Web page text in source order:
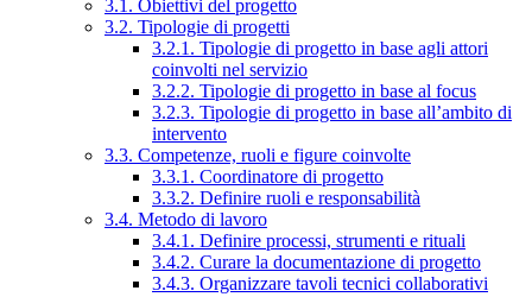
3.1. Obiettivi del progetto
3.2. Tipologie di progetti
3.2.1. Tipologie di progetto in base agli attori
coinvolti nel servizio
3.2.2. Tipologie di progetto in base al focus
3.2.3. Tipologie di progetto in base all’ambito di
intervento
3.3. Competenze, ruoli e figure coinvolte
3.3.1. Coordinatore di progetto
3.3.2. Definire ruoli e responsabilità
3.4. Metodo di lavoro
3.4.1. Definire processi, strumenti e rituali
3.4.2. Curare la documentazione di progetto
3.4.3. Organizzare tavoli tecnici collaborativi